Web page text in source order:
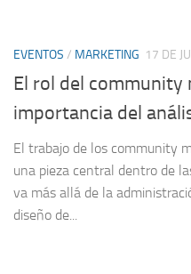
EVENTOS / MARKETING 17 DE
El rol del community
importancia del
El trabajo de los community
una pieza central dentro de
va más allá de la
diseño de...